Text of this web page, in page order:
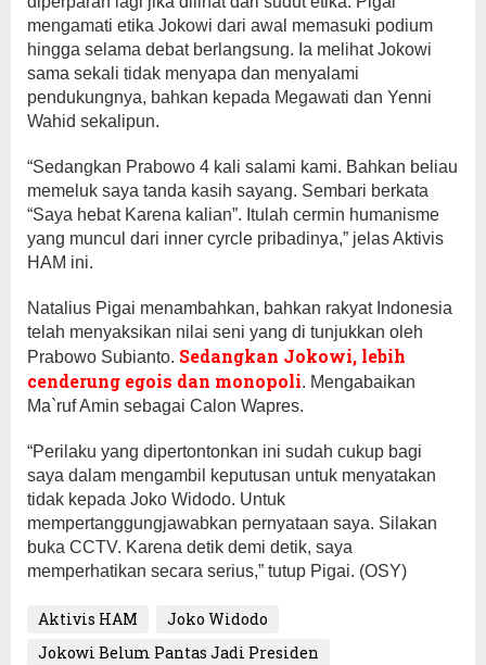
mengamati etika Jokowi dari awal memasuki podium
hingga selama debat berlangsung. Ia melihat Jokowi
sama sekali tidak menyapa dan menyalami
pendukungnya, bahkan kepada Megawati dan Yenni
Wahid sekalipun.
“Sedangkan Prabowo 4 kali salami kami. Bahkan beliau
memeluk saya tanda kasih sayang. Sembari berkata
“Saya hebat Karena kalian”. Itulah cermin humanisme
yang muncul dari inner cyrcle pribadinya,” jelas Aktivis
HAM ini.
Natalius Pigai menambahkan, bahkan rakyat Indonesia
telah menyaksikan nilai seni yang di tunjukkan oleh
Prabowo Subianto. Sedangkan Jokowi, lebih
cenderung egois dan monopoli. Mengabaikan
Ma`ruf Amin sebagai Calon Wapres.
“Perilaku yang dipertontonkan ini sudah cukup bagi
saya dalam mengambil keputusan untuk menyatakan
tidak kepada Joko Widodo. Untuk
mempertanggungjawabkan pernyataan saya. Silakan
buka CCTV. Karena detik demi detik, saya
memperhatikan secara serius,” tutup Pigai. (OSY)
Aktivis HAM
Joko Widodo
Jokowi Belum Pantas Jadi Presiden